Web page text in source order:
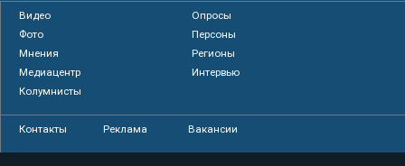
Видео
Опросы
Фото
Персоны
Мнения
Регионы
Медиацентр
Интервью
Колумнисты
Контакты Реклама Вакансии